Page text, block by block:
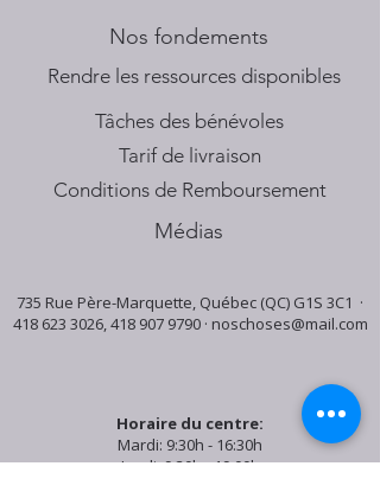
Nos fondements
​Rendre les ressources disponibles
Tâches des bénévoles
Tarif de livraison
Conditions de Remboursement
Médias
735 Rue Père-Marquette, Québec (QC) G1S 3C1 ·
418 623 3026,418 907 9790· noschoses@mail.com
Horaire du centre:
Mardi: 9:30h - 16:30h
Jeudi: 9:30h - 19:00h